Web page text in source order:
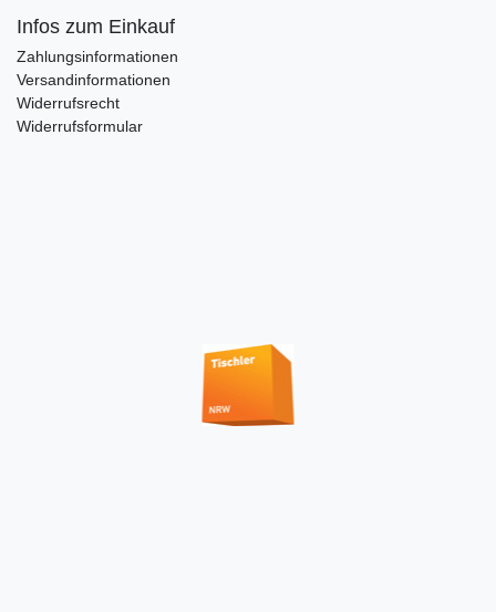
Infos zum Einkauf
Zahlungsinformationen
Versandinformationen
Widerrufsrecht
Widerrufsformular